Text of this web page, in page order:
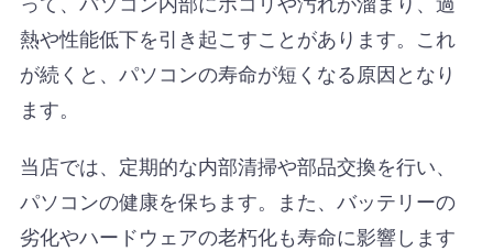
熱や性能低下を引き起こすことがあります。これ
が続くと、パソコンの寿命が短くなる原因となり
ます。
当店では、定期的な内部清掃や部品交換を行い、
パソコンの健康を保ちます。また、バッテリーの
劣化やハードウェアの老朽化も寿命に影響します